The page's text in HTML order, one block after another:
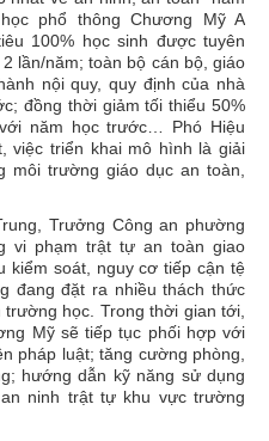
phổ thông Chương Mỹ A
100% học sinh được tuyên
lần/năm; toàn bộ cán bộ, giáo
nội quy, quy định của nhà
đồng thời giảm tối thiểu 50%
năm học trước… Phó Hiệu
việc triển khai mô hình là giải
môi trường giáo dục an toàn,
Trưởng Công an phường
vi phạm trật tự an toàn giao
kiểm soát, nguy cơ tiếp cận tệ
đang đặt ra nhiều thách thức
học. Trong thời gian tới,
Mỹ sẽ tiếp tục phối hợp với
pháp luật; tăng cường phòng,
hướng dẫn kỹ năng sử dụng
ninh trật tự khu vực trường